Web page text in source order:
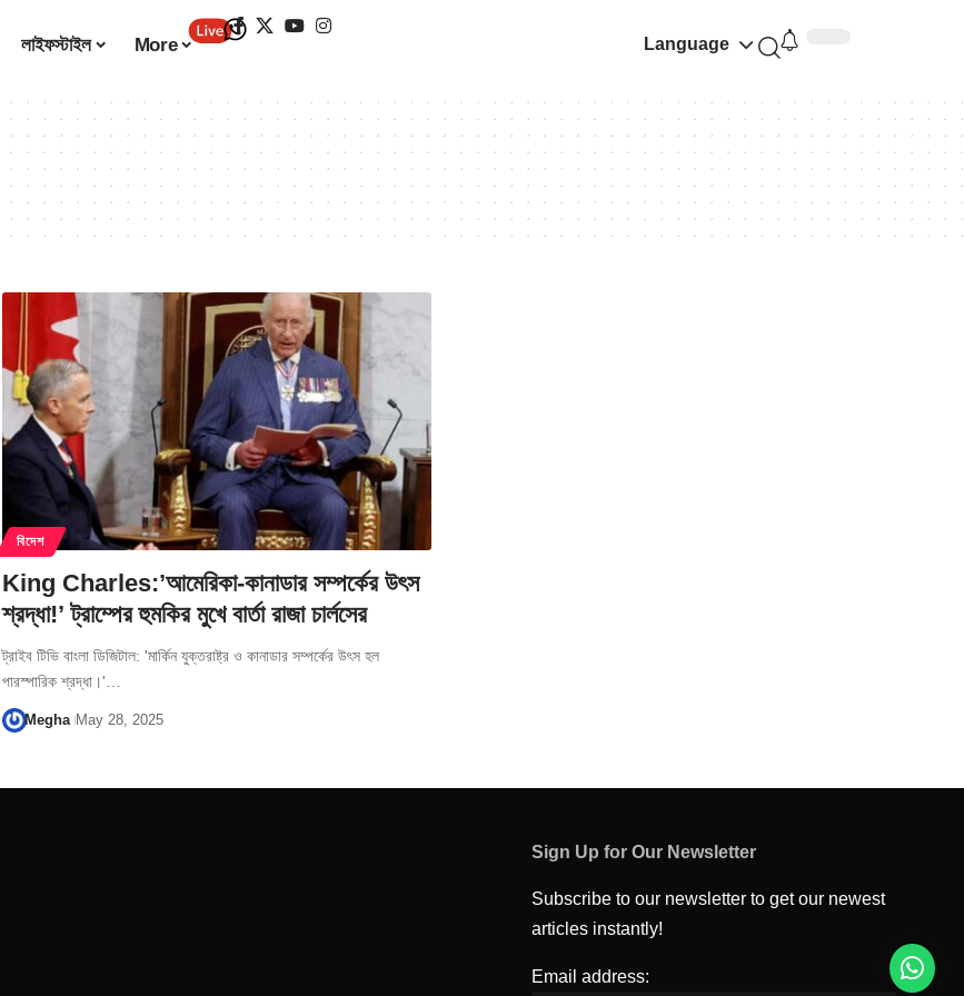
লাইফস্টাইল More Language
বিদেশ
King Charles:’আমেরিকা-কানাডার সম্পর্কের উৎস
শ্রদ্ধা!’ ট্রাম্পের হুমকির মুখে বার্তা রাজা চার্লসের
ট্রাইব টিভি বাংলা ডিজিটাল: 'মার্কিন যুক্তরাষ্ট্র ও কানাডার সম্পর্কের উৎস হল
পারস্পারিক শ্রদ্ধা।'…
Megha May 28, 2025
Sign Up for Our Newsletter
Subscribe to our newsletter to get our newest
articles instantly!
Email address: